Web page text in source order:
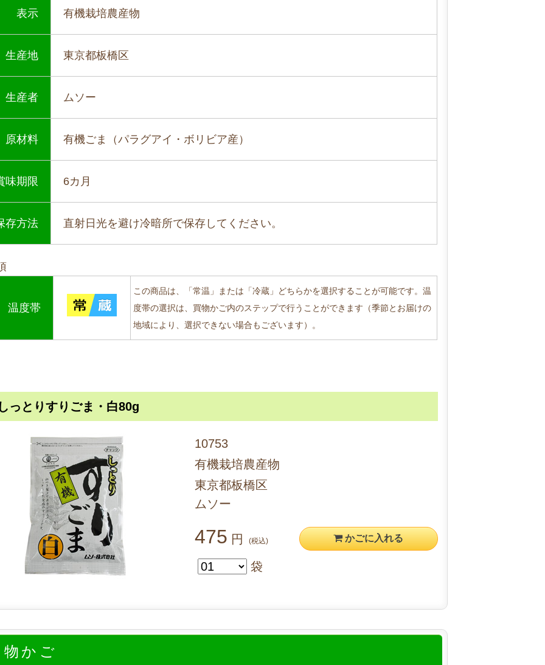
表示 有機栽培農産物
生産地 東京都板橋区
生産者 ムソー
原材料 有機ごま（パラグアイ・ボリビア産）
味期限 6カ月
存方法 直射日光を避け冷暗所で保存してください。
温度帯
この商品は、「常温」または「冷蔵」どちらかを選択することが可能です。温
度帯の選択は、買物かご内のステップで行うことができます（季節とお届けの
地域により、選択できない場合もございます）。
っとりすりごま・白80g
10753
有機栽培農産物
東京都板橋区
ムソー
475 円 (税込) かごに入れる
袋
かご